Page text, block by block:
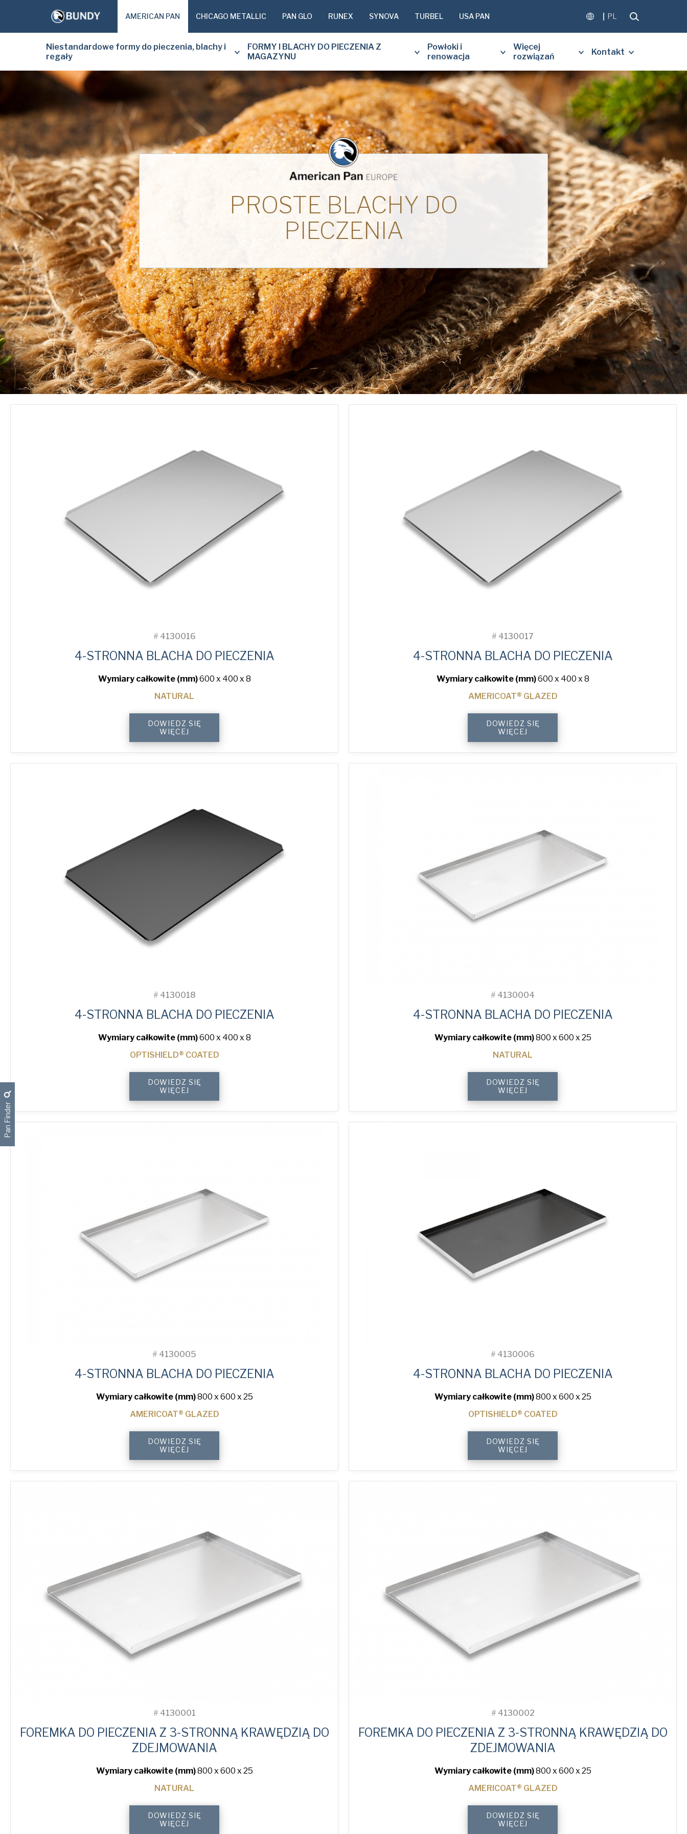
AMERICAN PAN CHICAGO METALLIC PAN GLO RUNEX SYNOVA TURBEL USA PAN PL
Niestandardowe formy do pieczenia, blachy i
regały
FORMY I BLACHY DO PIECZENIA Z
MAGAZYNU
Powłoki i
renowacja
Więcej
rozwiązań
Kontakt
PROSTE BLACHY DO
PIECZENIA
# 4130016
4-STRONNA BLACHA DO PIECZENIA
Wymiary całkowite (mm)600 x 400 x 8
NATURAL
Sided
Baking
quantity
DOWIEDZ SIĘ
WIĘCEJ
# 4130017
4-STRONNA BLACHA DO PIECZENIA
Wymiary całkowite (mm)600 x 400 x 8
AMERICOAT® GLAZED
Sided
Baking
quantity
DOWIEDZ SIĘ
WIĘCEJ
# 4130018
4-STRONNA BLACHA DO PIECZENIA
Wymiary całkowite (mm)600 x 400 x 8
OPTISHIELD® COATED
Sided
Baking
quantity
DOWIEDZ SIĘ
WIĘCEJ
# 4130004
4-STRONNA BLACHA DO PIECZENIA
Wymiary całkowite (mm)800 x 600 x 25
NATURAL
Sided
Baking
quantity
DOWIEDZ SIĘ
WIĘCEJ
# 4130005
4-STRONNA BLACHA DO PIECZENIA
Wymiary całkowite (mm)800 x 600 x 25
AMERICOAT® GLAZED
Sided
Baking
quantity
DOWIEDZ SIĘ
WIĘCEJ
# 4130006
4-STRONNA BLACHA DO PIECZENIA
Wymiary całkowite (mm)800 x 600 x 25
OPTISHIELD® COATED
Sided
Baking
quantity
DOWIEDZ SIĘ
WIĘCEJ
# 4130001
FOREMKA DO PIECZENIA Z 3-STRONNĄ KRAWĘDZIĄ DO
ZDEJMOWANIA
Wymiary całkowite (mm)800 x 600 x 25
NATURAL
SidedDOWIEDZ SIĘ
WIĘCEJ
# 4130002
FOREMKA DO PIECZENIA Z 3-STRONNĄ KRAWĘDZIĄ DO
ZDEJMOWANIA
Wymiary całkowite (mm)800 x 600 x 25
AMERICOAT® GLAZED
SidedDOWIEDZ SIĘ
WIĘCEJ
Pan Finder
Prénom* Nom de famille*
E-mail* Code Postal
Pays Téléphoner*
Comment pouvons-nous vous aider?
Joignez-vous à la liste de diffusion!
Oui, je voudrais American Pan Europe et Bundy Baking Solutions pour me envoyer des mises à jour et les promotions de produits occasionnels.
Politique de confidentialité*
Oui, j'ai lu et comprisla politique de confidentialité
American Pan Europe et de Bundy Baking Solutions.